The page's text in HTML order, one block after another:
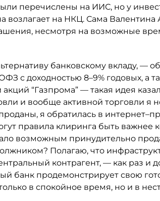
перечислены на ИИС, но у
возлагает на НКЦ. Сама Валентина
несмотря на возможные
банковскому вкладу, —
с доходностью 8–9% годовых, а
“Газпрома” — такая идея
и вообще активной торговли я
я обратилась в
правила клиринга быть важнее
возможным принудительно
Полагаю, что
контрагент, — как раз и
банк продемонстрирует свою
в спокойное время, но и в